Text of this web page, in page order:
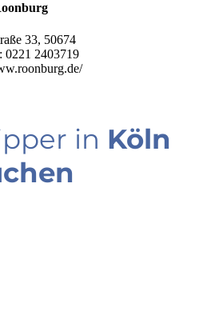
33, 50674
0221 2403719
in Köln